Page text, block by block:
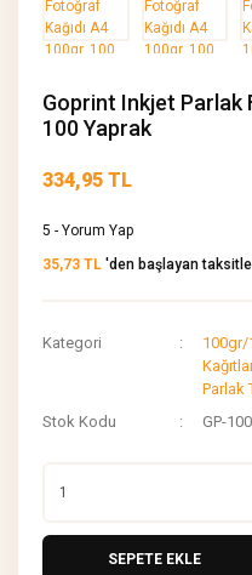
Goprint Inkjet Parlak
100 Yaprak
334,95 TL
5 - Yorum Yap
35,73 TL 'den başlayan
Kategori
100gr/
Parlak
Stok Kodu
GP-
SEPETE EKLE